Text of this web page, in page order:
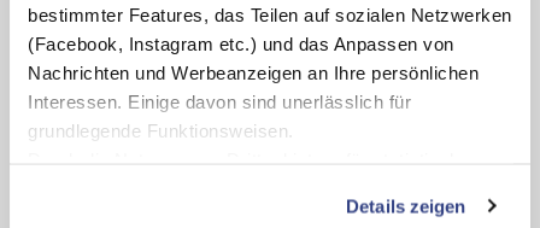
bestimmter Features, das Teilen auf sozialen Netzwerken
(Facebook, Instagram etc.) und das Anpassen von
Nachrichten und Werbeanzeigen an Ihre persönlichen
Interessen. Einige davon sind unerlässlich für
grundlegende Funktionsweisen.
zusätzliche Dienste bzw. Technologien von Drittanbietern
Details zeigen
Hof
Verpflegung: Halbpension mit Frühstücksbuffet, abends
4-Gang-Wahlmenü
Benutzung der hoteleigenen Sauna (Öffnungszeiten lt.
Aushang vor Ort oder online)